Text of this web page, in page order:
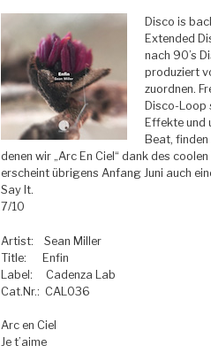
Disco is
Extended
nach 90’s
produziert
zuordnen.
Disco-Loop
Effekte und
Beat,
denen wir „Arc En Ciel“ dank des
erscheint übrigens Anfang Juni auch
Say It.
7/10
Artist:
Sean Miller
Title:
Enfin
Label:
Cadenza Lab
Cat.Nr.: CAL036
Arc en Ciel
Je t’aime